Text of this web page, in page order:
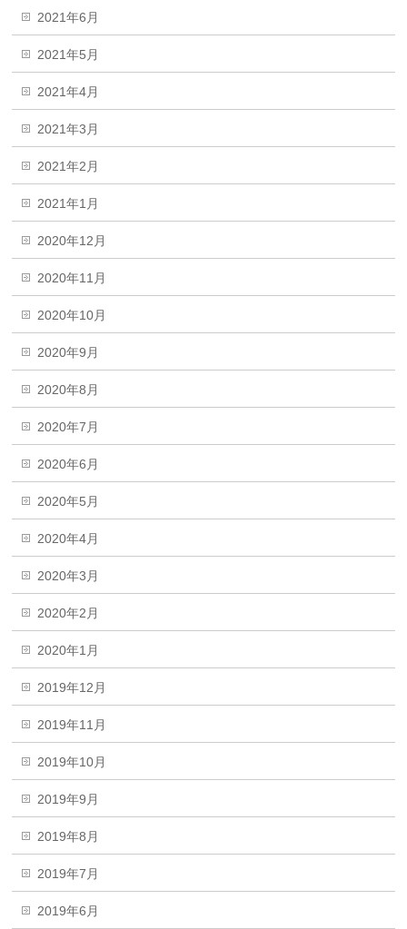
2021年6月
2021年5月
2021年4月
2021年3月
2021年2月
2021年1月
2020年12月
2020年11月
2020年10月
2020年9月
2020年8月
2020年7月
2020年6月
2020年5月
2020年4月
2020年3月
2020年2月
2020年1月
2019年12月
2019年11月
2019年10月
2019年9月
2019年8月
2019年7月
2019年6月